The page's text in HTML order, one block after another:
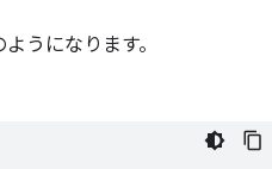
うになります。